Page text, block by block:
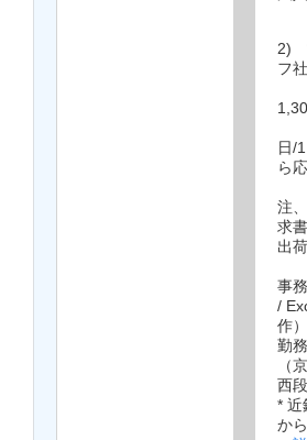
2)
フ
日/
ら
注
求
出
事
/
作）
勤
（
西
* 近
か